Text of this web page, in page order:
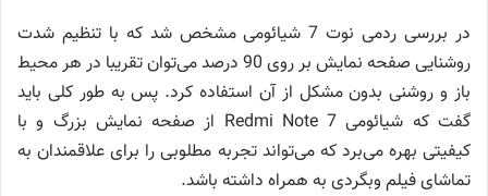
در بررسی ردمی نوت 7 شیائومی مشخص شد که با تنظیم شدت
روشنایی صفحه نمایش بر روی 90 درصد می‌توان تقریبا در هر محیط
باز و روشنی بدون مشکل از آن استفاده کرد. پس به طور کلی باید
گفت که شیائومی Redmi Note 7 از صفحه نمایش بزرگ و با
کیفیتی بهره می‌برد که می‌تواند تجربه مطلوبی را برای علاقمندان به
تماشای فیلم وبگردی به همراه داشته باشد.